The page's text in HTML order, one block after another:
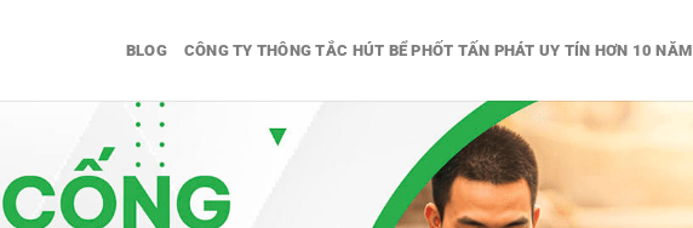
BLOG CÔNG TY THÔNG TẮC HÚT BỂ PHỐT TẤN PHÁT UY TÍN HƠN 10 NĂM